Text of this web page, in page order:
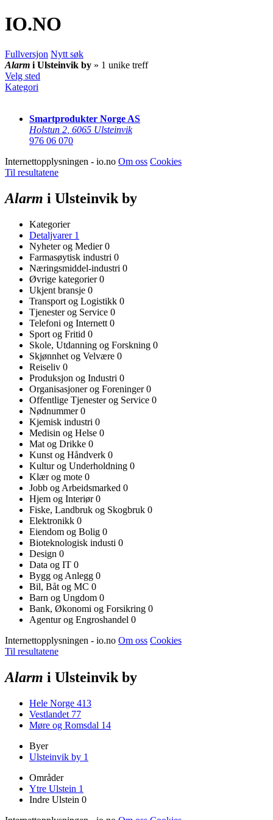
IO.NO
Fullversjon Nytt søk
Alarm i Ulsteinvik by » 1 unike treff
Velg sted
Kategori
Smartprodukter Norge AS
Holstun 2 6065 Ulsteinvik
976 06 070
Internettopplysningen - io.no Om oss Cookies
Til resultatene
Alarm i Ulsteinvik by
Kategorier
Detaljvarer 1
Nyheter og Medier0
Farmasøytisk industri 0
Næringsmiddel-industri 0
Øvrige kategorier0
Ukjent bransje 0
Transport og Logistikk 0
Tjenester og Service 0
Telefoni og Internett 0
Sport og Fritid 0
Skole, Utdanning og Forskning 0
Skjønnhet og Velvære 0
Reiseliv 0
Produksjon og Industri 0
Organisasjoner og Foreninger0
Offentlige Tjenester og Service 0
Nødnummer0
Kjemisk industri 0
Medisin og Helse 0
Mat og Drikke 0
Kunst og Håndverk 0
Kultur og Underholdning 0
Klær og mote 0
Jobb og Arbeidsmarked 0
Hjem og Interiør0
Fiske, Landbruk og Skogbruk 0
Elektronikk 0
Eiendom og Bolig 0
Bioteknologisk industi 0
Design 0
Data og IT 0
Bygg og Anlegg 0
Bil, Båt og MC 0
Barn og Ungdom 0
Bank, Økonomi og Forsikring 0
Agentur og Engroshandel 0
Internettopplysningen - io.no Om oss Cookies
Til resultatene
Alarm i Ulsteinvik by
Hele Norge 413
Vestlandet 77
Møre og Romsdal 14
Byer
Ulsteinvik by 1
Områder
Ytre Ulstein 1
Indre Ulstein 0